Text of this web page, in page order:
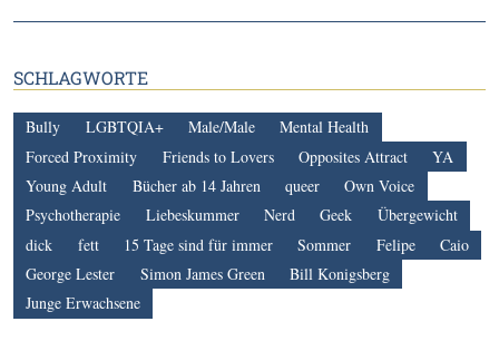
SCHLAGWORTE
Bully LGBTQIA+ Male/Male
Mental Health
Forced Proximity
Friends to Lovers Opposites Attract
YA
Young Adult
Bücher ab 14 Jahren queer
Own Voice
Psychotherapie
Liebeskummer Nerd Geek
Übergewicht
dick
fett 15 Tage sind für immer Sommer Felipe
Caio
George Lester
Simon James Green
Bill Konigsberg
Junge Erwachsene